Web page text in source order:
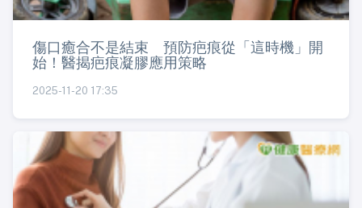
傷口癒合不是結束 預防疤痕從「這時機」開
始！醫揭疤痕凝膠應用策略
2025-11-20 17:35